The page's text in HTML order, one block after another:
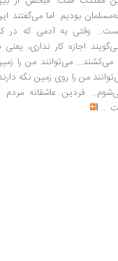
بودیم. اما می‌گفتند
وقتی به آدمی که در
اجازه کار نداری، یعنی
می‌کشند... می‌توانند من را
من را روی زمین نگه
فردین عاشقانه مردم
...